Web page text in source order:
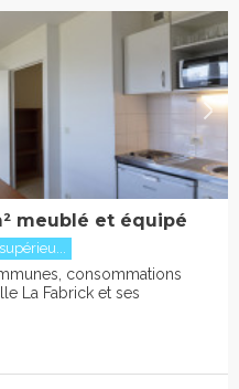
meublé et équipé
consommations
La Fabrick et ses